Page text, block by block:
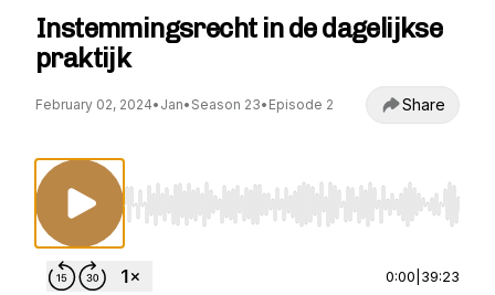
Instemmingsrecht in de dagelijkse
praktijk
February 02, 2024• Jan• Season 23• Episode 2 Share
Use Left/Right to seek, Home/End to jump
0:00 39:23